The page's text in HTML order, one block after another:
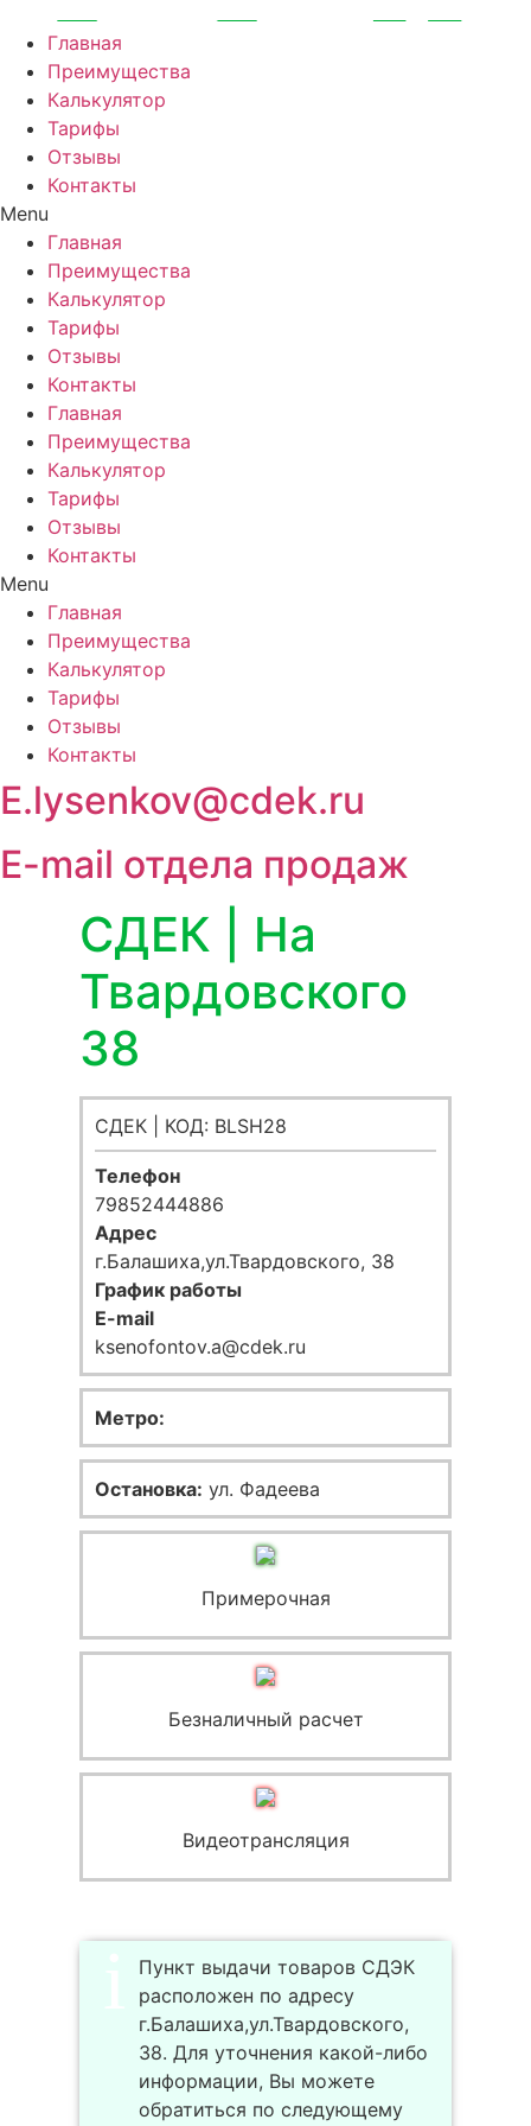
Перейти
содержимому
Главная
Преимущества
Калькулятор
Тарифы
Отзывы
Контакты
Menu
Главная
Преимущества
Калькулятор
Тарифы
Отзывы
Контакты
Главная
Преимущества
Калькулятор
Тарифы
Отзывы
Контакты
Menu
Главная
Преимущества
Калькулятор
Тарифы
Отзывы
Контакты
E.lysenkov@cdek.ru
E-mail отдела продаж
СДЕК | На
Твардовского
38
СДЕК | КОД: BLSH28
Телефон
79852444886
Адрес
г.Балашиха,ул.Твардовского, 38
График работы
E-mail
ksenofontov.a@cdek.ru
Метро:
Остановка: ул. Фадеева
Примерочная
Безналичный расчет
Видеотрансляция
Пункт выдачи товаров СДЭК
расположен по адресу
г.Балашиха,ул.Твардовского,
38. Для уточнения какой-либо
информации, Вы можете
обратиться по следующему